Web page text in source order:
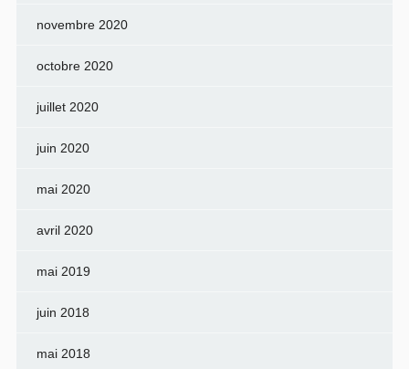
novembre 2020
octobre 2020
juillet 2020
juin 2020
mai 2020
avril 2020
mai 2019
juin 2018
mai 2018